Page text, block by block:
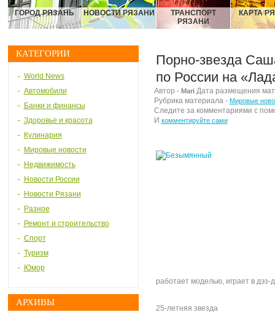
ГОРОД РЯЗАНЬ НОВОСТИ РЯЗАНИ
ТРАНСПОРТ
РЯЗАНИ
КАРТА
КАТЕГОРИИ
World News
Автомобили
Банки и финансы
Здоровье и красота
Кулинария
Мировые новости
Недвижимость
Новости России
Новости Рязани
Разное
Ремонт и строительство
Спорт
Туризм
Юмор
АРХИВЫ
Порно-звезда
по России на
Автор - MariДата размещения
Рубрика материала - Мировые
Следите за комментариями с
И комментируйте сами
работает моделью, играет в дэз-
25-летняя звезда